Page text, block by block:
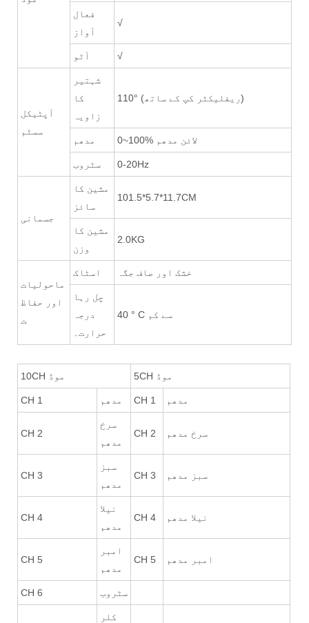
فعال
آواز
√
آٹو √
آپٹیکل
سسٹم
شہتیر
کا
زاویہ
110° (ریفلیکٹر کپ کے ساتھ)
مدھم 0~100% لائن مدھم
سٹروب 0-20Hz
جسمانی
مشین کا
سائز
101.5*5.7*11.7CM
مشین کا
وزن
2.0KG
ماحولیات
اور حفاظ
ت
اسٹاک خشک اور صاف جگہ
چل رہا
درجہ
حرارت۔
40 ° C سے کم
10CH موڈ 5CH موڈ
CH 1 مدھم CH 1 مدھم
CH 2
سرخ
مدھم
CH 2 سرخ مدھم
CH 3
سبز
مدھم
CH 3 سبز مدھم
CH 4
نیلا
مدھم
CH 4 نیلا مدھم
CH 5
امبر
مدھم
CH 5 امبر مدھم
CH 6 سٹروب
کلر